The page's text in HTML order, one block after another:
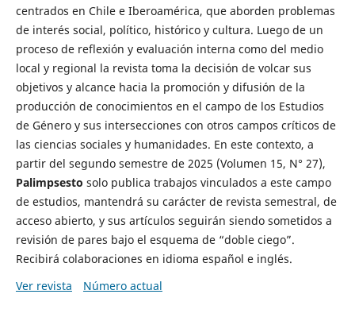
centrados en Chile e Iberoamérica, que aborden problemas
de interés social, político, histórico y cultura. Luego de un
proceso de reflexión y evaluación interna como del medio
local y regional la revista toma la decisión de volcar sus
objetivos y alcance hacia la promoción y difusión de la
producción de conocimientos en el campo de los Estudios
de Género y sus intersecciones con otros campos críticos de
las ciencias sociales y humanidades. En este contexto, a
partir del segundo semestre de 2025 (Volumen 15, N° 27),
Palimpsesto solo publica trabajos vinculados a este campo
de estudios, mantendrá su carácter de revista semestral, de
acceso abierto, y sus artículos seguirán siendo sometidos a
revisión de pares bajo el esquema de “doble ciego”.
Recibirá colaboraciones en idioma español e inglés.
Ver revista
Número actual